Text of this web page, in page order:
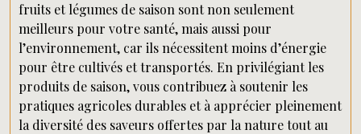
fruits et légumes de saison sont non seulement
meilleurs pour votre santé, mais aussi pour
l’environnement, car ils nécessitent moins d’énergie
pour être cultivés et transportés. En privilégiant les
produits de saison, vous contribuez à soutenir les
pratiques agricoles durables et à apprécier pleinement
la diversité des saveurs offertes par la nature tout au